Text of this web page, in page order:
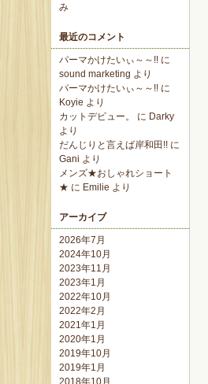
み
最近のコメント
パーマかけたいぃ～～!! に
sound marketing より
パーマかけたいぃ～～!! に
Koyie より
カットデビュー。
に Darky
より
だんじりと言えば岸和田!! に
Gani より
メンズ★おしゃれショート
★ に Emilie より
アーカイブ
2026年7月
2024年10月
2023年11月
2023年1月
2022年10月
2022年2月
2021年1月
2020年1月
2019年10月
2019年1月
2018年10月